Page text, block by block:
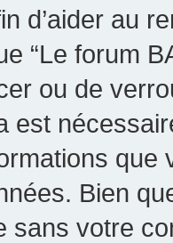
d’aider au
“Le forum
ou de
est
Bien
sans votre